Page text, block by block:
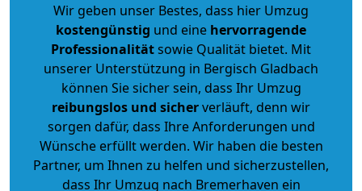
Wir geben unser Bestes, dass hier Umzug
kostengünstig und eine hervorragende
Professionalitätsowie Qualität bietet. Mit
unserer Unterstützung in Bergisch Gladbach
können Sie sicher sein, dass Ihr Umzug
reibungslos und sicherverläuft, denn wir
sorgen dafür, dass Ihre Anforderungen und
Wünsche erfüllt werden. Wir haben die besten
Partner, um Ihnen zu helfen und sicherzustellen,
dass Ihr Umzug nach Bremerhaven ein